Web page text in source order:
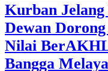
Kurban
Dewan
Nilai
Bangga